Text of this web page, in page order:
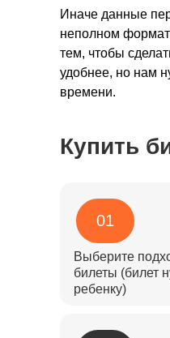
Иначе данные
неполном
тем, чтобы
удобнее, но нам
времени.
Купить
Выберите
билеты (билет
ребенку)
01